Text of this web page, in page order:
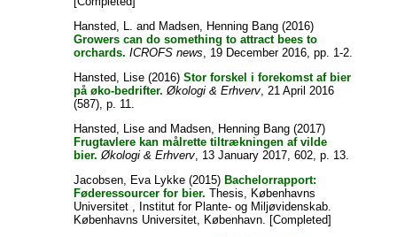
Hansted, L. and Madsen, Henning Bang (2016)
Growers can do something to attract bees to
orchards. ICROFS news, 19 December 2016, pp. 1-2.
Hansted, Lise (2016)Stor forskel i forekomst af bier
på øko-bedrifter. Økologi & Erhverv, 21 April 2016
(587), p. 11.
Hansted, Lise and Madsen, Henning Bang (2017)
Frugtavlere kan målrette tiltrækningen af vilde
bier. Økologi & Erhverv, 13 January 2017, 602, p. 13.
Jacobsen, Eva Lykke (2015) Bachelorrapport:
Føderessourcer for bier. Thesis, Københavns
Universitet , Institut for Plante- og Miljøvidenskab.
Københavns Universitet, København. [Completed]